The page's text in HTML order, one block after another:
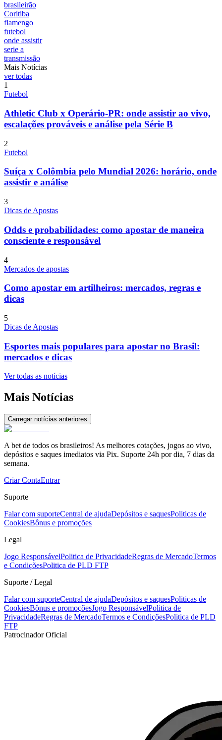
brasileirão
Coritiba
flamengo
futebol
onde assistir
serie a
transmissão
Mais Notícias
ver todas
1
Futebol
Athletic Club x Operário-PR: onde assistir ao vivo,
escalações prováveis e análise pela Série B
2
Futebol
Suíça x Colômbia pelo Mundial 2026: horário, onde
assistir e análise
3
Dicas de Apostas
Odds e probabilidades: como apostar de maneira
consciente e responsável
4
Mercados de apostas
Como apostar em artilheiros: mercados, regras e
dicas
5
Dicas de Apostas
Esportes mais populares para apostar no Brasil:
mercados e dicas
Ver todas as notícias
Mais Notícias
Carregar notícias anteriores
A bet de todos os brasileiros! As melhores cotações, jogos ao vivo,
depósitos e saques imediatos via Pix. Suporte 24h por dia, 7 dias da
semana.
Criar ContaEntrar
Suporte
Falar com suporteCentral de ajudaDepósitos e saquesPoliticas de
CookiesBônus e promoções
Legal
Jogo ResponsávelPolitica de PrivacidadeRegras de MercadoTermos
e CondiçõesPolitica de PLD FTP
Suporte / Legal
Falar com suporteCentral de ajudaDepósitos e saquesPoliticas de
CookiesBônus e promoçõesJogo ResponsávelPolitica de
PrivacidadeRegras de MercadoTermos e CondiçõesPolitica de PLD
FTP
Patrocinador Oficial